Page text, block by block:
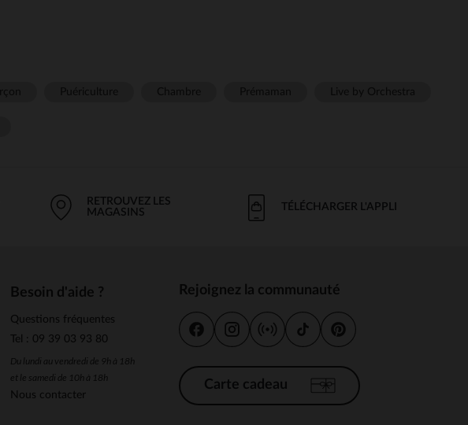
RETROUVEZ LES
MAGASINS
TÉLÉCHARGER L'APPLI
Besoin d'aide ?
Questions fréquentes
Tel : 09 39 03 93 80
Du lundi au vendredi de 9h à 18h
et le samedi de 10h à 18h
Nous contacter
Rejoignez la communauté
Carte cadeau